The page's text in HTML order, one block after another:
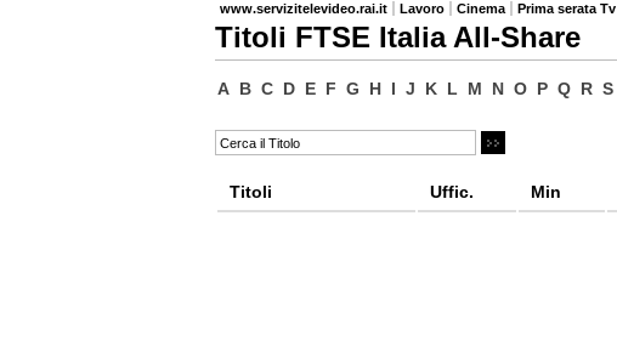
www.servizitelevideo.rai.it Lavoro Cinema Prima serata Tv
Titoli FTSE Italia All-Share
A B C D E F G H I J K L M N O P Q R S
Titoli Uffic. Min